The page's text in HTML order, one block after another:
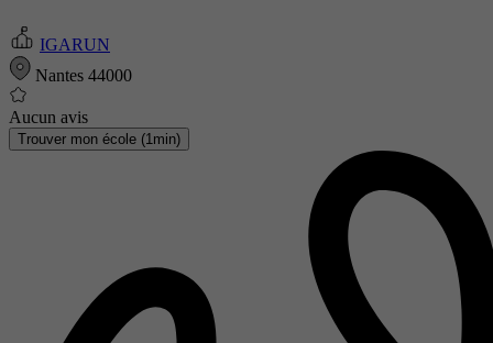
IGARUN
Nantes 44000
Aucun avis
Trouver mon école (1min)